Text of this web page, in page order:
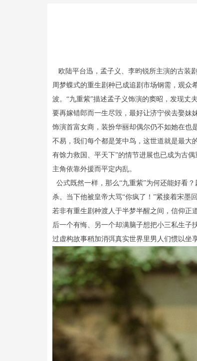
欧陆平台迅，孟子义、李昀锐所主演的古装
周梦蝶式的重生剧种已成追剧市场钢需，观
波。“九重紫”描述孟子义饰演的窦昭，发现丈
要再嫁错郎而一生尽毁，最好让济宁侯去娶妹
饰演首富女商，装扮华丽却偶尔仍不如她在也
不易，我们每个都是笼中鸟，这世道就是最大
有馀力救国、平天下”的情节进展也已成为古
主角依靠外援而平定内乱。
公式既然一样，那么“九重紫”为何还能好看
杀。当下他被皇帝大骂“你疯了！”紧接着宋墨
若非有重生剧种渡人于半梦半醒之间，信仰
后一个有悔、另一个却满脑子想把小三私生
过虚构故事稍加消弭真实世界里男人们惯以坐